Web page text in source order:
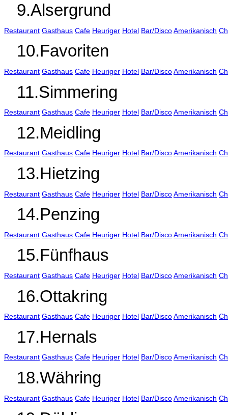
9.Alsergrund
Restaurant Gasthaus Cafe Heuriger Hotel Bar/Disco Amerikanisch
10.Favoriten
Restaurant Gasthaus Cafe Heuriger Hotel Bar/Disco Amerikanisch
11.Simmering
Restaurant Gasthaus Cafe Heuriger Hotel Bar/Disco Amerikanisch
12.Meidling
Restaurant Gasthaus Cafe Heuriger Hotel Bar/Disco Amerikanisch
13.Hietzing
Restaurant Gasthaus Cafe Heuriger Hotel Bar/Disco Amerikanisch
14.Penzing
Restaurant Gasthaus Cafe Heuriger Hotel Bar/Disco Amerikanisch
15.Fünfhaus
Restaurant Gasthaus Cafe Heuriger Hotel Bar/Disco Amerikanisch
16.Ottakring
Restaurant Gasthaus Cafe Heuriger Hotel Bar/Disco Amerikanisch
17.Hernals
Restaurant Gasthaus Cafe Heuriger Hotel Bar/Disco Amerikanisch
18.Währing
Restaurant Gasthaus Cafe Heuriger Hotel Bar/Disco Amerikanisch